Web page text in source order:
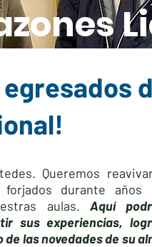
Queremos
durante años
aulas.Aquí
sus experiencias,
las novedades de su